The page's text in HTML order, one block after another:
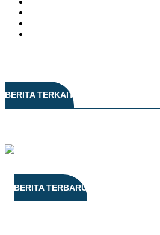
BERITA TERKAIT
BERITA TERBARU